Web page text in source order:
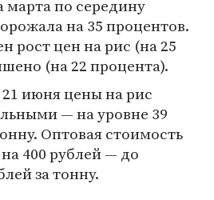
марта по середину
на 35 процентов.
рост цен на рис (на 25
(на 22 процента).
июня цены на рис
— на уровне 39
Оптовая стоимость
400 рублей — до
за тонну.